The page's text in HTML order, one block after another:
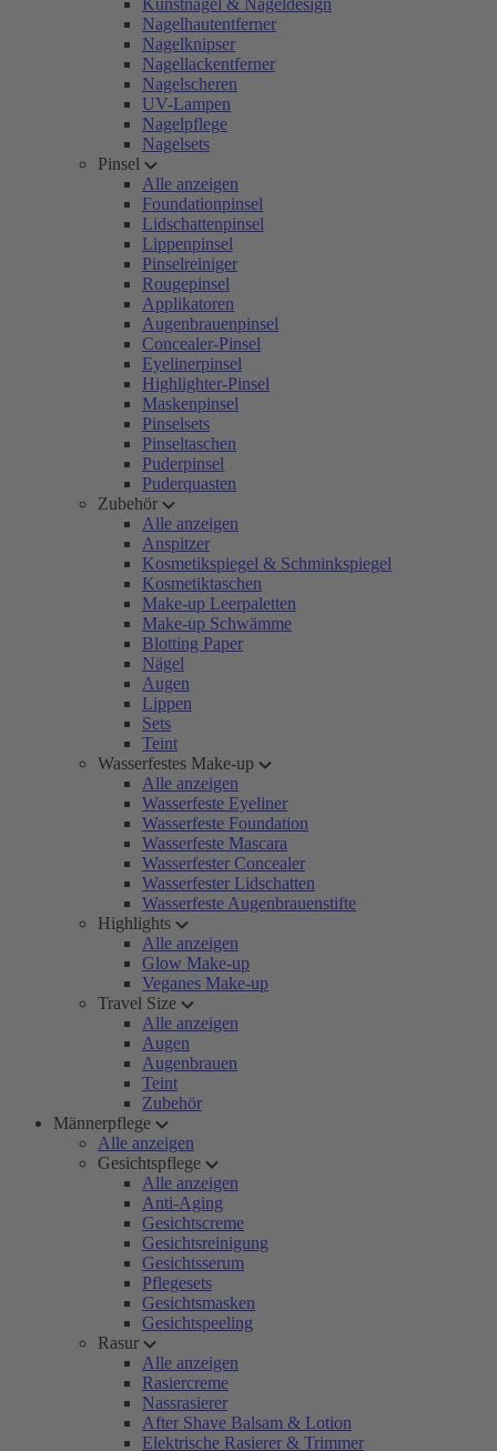
Kunstnägel & Nageldesign
Nagelhautentferner
Nagelknipser
Nagellackentferner
Nagelscheren
UV-Lampen
Nagelpflege
Nagelsets
Pinsel
Alle anzeigen
Foundationpinsel
Lidschattenpinsel
Lippenpinsel
Pinselreiniger
Rougepinsel
Applikatoren
Augenbrauenpinsel
Concealer-Pinsel
Eyelinerpinsel
Highlighter-Pinsel
Maskenpinsel
Pinselsets
Pinseltaschen
Puderpinsel
Puderquasten
Zubehör
Alle anzeigen
Anspitzer
Kosmetikspiegel & Schminkspiegel
Kosmetiktaschen
Make-up Leerpaletten
Make-up Schwämme
Blotting Paper
Nägel
Augen
Lippen
Sets
Teint
Wasserfestes Make-up
Alle anzeigen
Wasserfeste Eyeliner
Wasserfeste Foundation
Wasserfeste Mascara
Wasserfester Concealer
Wasserfester Lidschatten
Wasserfeste Augenbrauenstifte
Highlights
Alle anzeigen
Glow Make-up
Veganes Make-up
Travel Size
Alle anzeigen
Augen
Augenbrauen
Teint
Zubehör
Männerpflege
Alle anzeigen
Gesichtspflege
Alle anzeigen
Anti-Aging
Gesichtscreme
Gesichtsreinigung
Gesichtsserum
Pflegesets
Gesichtsmasken
Gesichtspeeling
Rasur
Alle anzeigen
Rasiercreme
Nassrasierer
After Shave Balsam & Lotion
Elektrische Rasierer & Trimmer